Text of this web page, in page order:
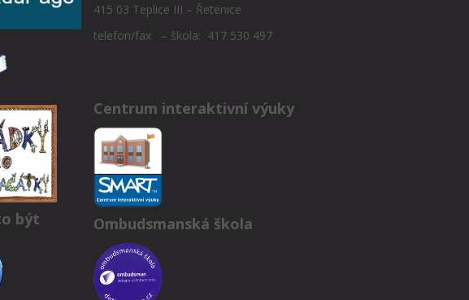
být
415 03 Teplice III – Řetenice
telefon/fax – škola: 417 530 497
Centrum interaktivní výuky
Ombudsmanská škola